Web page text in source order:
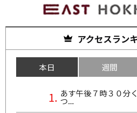
アクセスラン
本日 週間
あす午後７時３０分
つ...